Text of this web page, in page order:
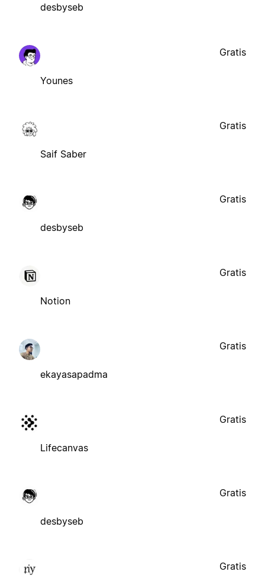
desbyseb
Younes
Gratis
Saif Saber
Gratis
desbyseb
Gratis
Notion
Gratis
ekayasapadma
Gratis
Lifecanvas
Gratis
desbyseb
Gratis
Gratis